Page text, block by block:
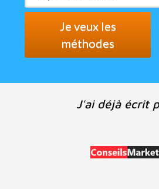
Je veux les
méthodes
J'ai déjà écrit